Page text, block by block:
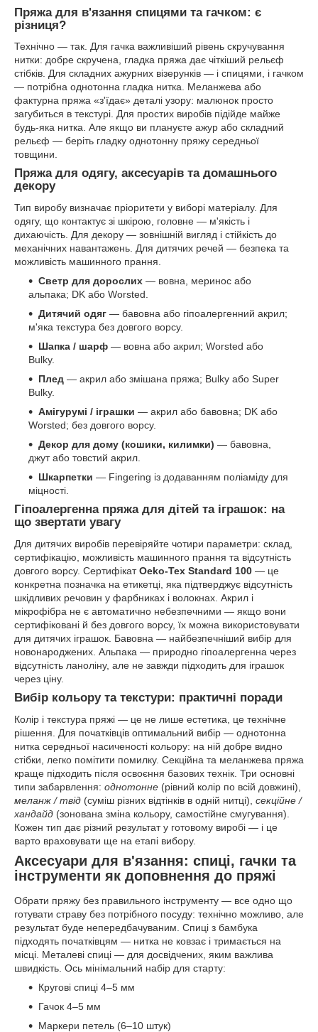
Пряжа для в'язання спицями та гачком: є
різниця?
Технічно — так. Для гачка важливіший рівень скручування
нитки: добре скручена, гладка пряжа дає чіткіший рельєф
стібків. Для складних ажурних візерунків — і спицями, і гачком
— потрібна однотонна гладка нитка. Меланжева або
фактурна пряжа «з'їдає» деталі узору: малюнок просто
загубиться в текстурі. Для простих виробів підійде майже
будь-яка нитка. Але якщо ви плануєте ажур або складний
рельєф — беріть гладку однотонну пряжу середньої
товщини.
Пряжа для одягу, аксесуарів та домашнього
декору
Тип виробу визначає пріоритети у виборі матеріалу. Для
одягу, що контактує зі шкірою, головне — м'якість і
дихаючість. Для декору — зовнішній вигляд і стійкість до
механічних навантажень. Для дитячих речей — безпека та
можливість машинного прання.
Светр для дорослих — вовна, меринос або
альпака; DK або Worsted.
Дитячий одяг — бавовна або гіпоалергенний акрил;
м'яка текстура без довгого ворсу.
Шапка / шарф — вовна або акрил; Worsted або
Bulky.
Плед — акрил або змішана пряжа; Bulky або Super
Bulky.
Амігурумі / іграшки — акрил або бавовна; DK або
Worsted; без довгого ворсу.
Декор для дому (кошики, килимки) — бавовна,
джут або товстий акрил.
Шкарпетки — Fingering із додаванням поліаміду для
міцності.
Гіпоалергенна пряжа для дітей та іграшок: на
що звертати увагу
Для дитячих виробів перевіряйте чотири параметри: склад,
сертифікацію, можливість машинного прання та відсутність
довгого ворсу. СертифікатOeko-Tex Standard 100 — це
конкретна позначка на етикетці, яка підтверджує відсутність
шкідливих речовин у фарбниках і волокнах. Акрил і
мікрофібра не є автоматично небезпечними — якщо вони
сертифіковані й без довгого ворсу, їх можна використовувати
для дитячих іграшок. Бавовна — найбезпечніший вибір для
новонароджених. Альпака — природно гіпоалергенна через
відсутність ланоліну, але не завжди підходить для іграшок
через ціну.
Вибір кольору та текстури: практичні поради
Колір і текстура пряжі — це не лише естетика, це технічне
рішення. Для початківців оптимальний вибір — однотонна
нитка середньої насиченості кольору: на ній добре видно
стібки, легко помітити помилку. Секційна та меланжева пряжа
краще підходить після освоєння базових технік. Три основні
типи забарвлення: однотонне (рівний колір по всій довжині),
меланж / твід (суміш різних відтінків в одній нитці), секційне /
хандайд (зонована зміна кольору, самостійне смугування).
Кожен тип дає різний результат у готовому виробі — і це
варто враховувати ще на етапі вибору.
Аксесуари для в'язання: спиці, гачки та
інструменти як доповнення до пряжі
Обрати пряжу без правильного інструменту — все одно що
готувати страву без потрібного посуду: технічно можливо, але
результат буде непередбачуваним. Спиці з бамбука
підходять початківцям — нитка не ковзає і тримається на
місці. Металеві спиці — для досвідчених, яким важлива
швидкість. Ось мінімальний набір для старту:
Кругові спиці 4–5 мм
Гачок 4–5 мм
Маркери петель (6–10 штук)